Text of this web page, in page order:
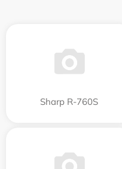
Sharp R-760S